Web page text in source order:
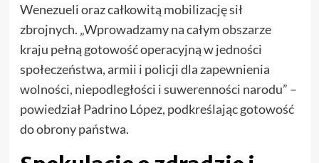
Wenezueli oraz całkowitą mobilizację sił
zbrojnych. „Wprowadzamy na całym obszarze
kraju pełną gotowość operacyjną w jedności
społeczeństwa, armii i policji dla zapewnienia
wolności, niepodległości i suwerenności narodu” –
powiedział Padrino López, podkreślając gotowość
do obrony państwa.